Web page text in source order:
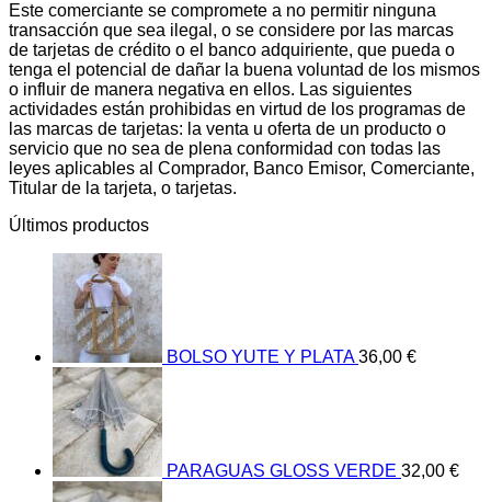
Este comerciante se compromete a no permitir ninguna
transacción que sea ilegal, o se considere por las marcas
de tarjetas de crédito o el banco adquiriente, que pueda o
tenga el potencial de dañar la buena voluntad de los mismos
o influir de manera negativa en ellos. Las siguientes
actividades están prohibidas en virtud de los programas de
las marcas de tarjetas: la venta u oferta de un producto o
servicio que no sea de plena conformidad con todas las
leyes aplicables al Comprador, Banco Emisor, Comerciante,
Titular de la tarjeta, o tarjetas.
Últimos productos
BOLSO YUTE Y PLATA 36,00 €
PARAGUAS GLOSS VERDE 32,00 €